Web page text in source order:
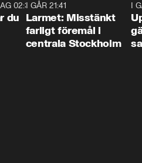
1:06
02:30
du
I GÅR 21:41
Larmet: Misstänkt
farligt föremål i
centrala Stockholm
I